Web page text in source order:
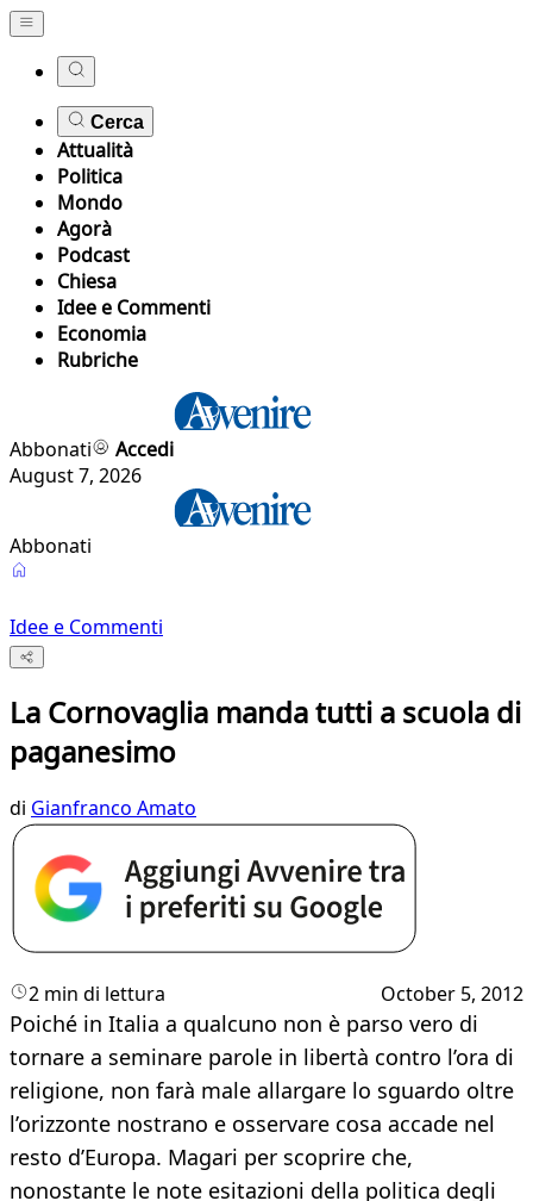
Cerca
Attualità
Politica
Mondo
Agorà
Podcast
Chiesa
Idee e Commenti
Economia
Rubriche
Abbonati
Accedi
August 7, 2026
Abbonati
Idee e Commenti
La Cornovaglia manda tutti a scuola di
paganesimo
di Gianfranco Amato
2 min di lettura October 5, 2012
Poiché in Italia a qualcuno non è parso vero di
tornare a seminare parole in libertà contro l’ora di
religione, non farà male allargare lo sguardo oltre
l’orizzonte nostrano e osservare cosa accade nel
resto d’Europa. Magari per scoprire che,
nonostante le note esitazioni della politica degli